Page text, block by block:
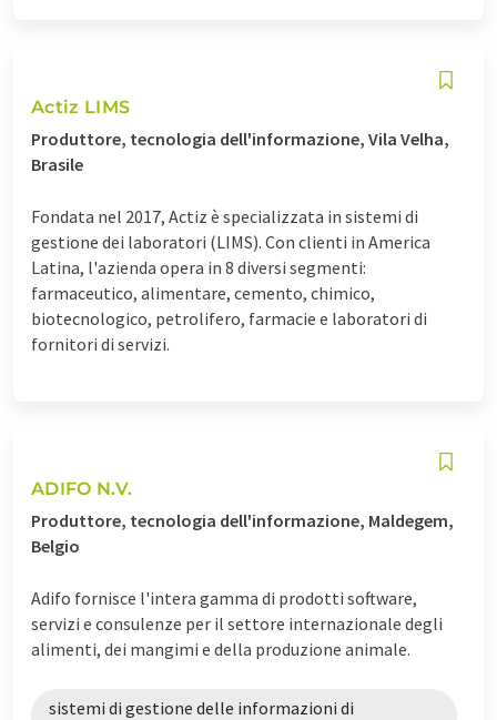
Actiz LIMS
Produttore, tecnologia dell'informazione, Vila Velha,
Brasile
Fondata nel 2017, Actiz è specializzata in sistemi di
gestione dei laboratori (LIMS). Con clienti in America
Latina, l'azienda opera in 8 diversi segmenti:
farmaceutico, alimentare, cemento, chimico,
biotecnologico, petrolifero, farmacie e laboratori di
fornitori di servizi.
ADIFO N.V.
Produttore, tecnologia dell'informazione, Maldegem,
Belgio
Adifo fornisce l'intera gamma di prodotti software,
servizi e consulenze per il settore internazionale degli
alimenti, dei mangimi e della produzione animale.
sistemi di gestione delle informazioni di